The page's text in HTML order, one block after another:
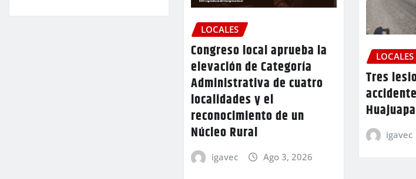
LOCALES
Congreso local aprueba la
elevación de Categoría
Administrativa de cuatro
localidades y el
reconocimiento de un
Núcleo Rural
igavec Ago 3, 2026
LOCALES
Tres
igavec